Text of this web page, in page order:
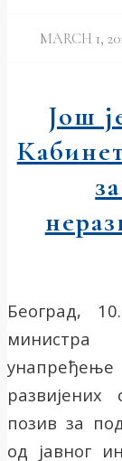
MARCH 1,
Још
Београд,
позив за
од јавног